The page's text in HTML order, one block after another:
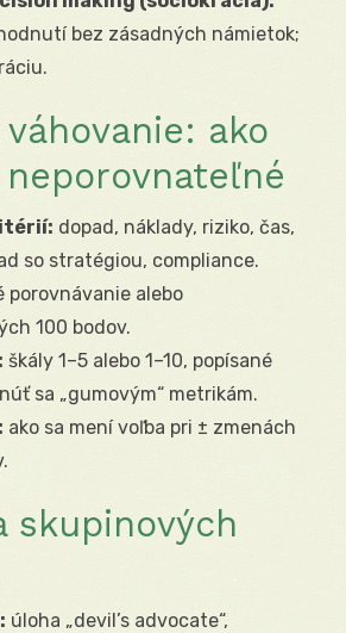
bez zásadných námietok;
ako
dopad, náklady, riziko, čas,
so stratégiou, compliance.
porovnávanie alebo
100 bodov.
škály 1–5 alebo 1–10, popísané
sa „gumovým“ metrikám.
ako sa mení voľba pri ± zmenách
skupinových
úloha „devil’s advocate“,